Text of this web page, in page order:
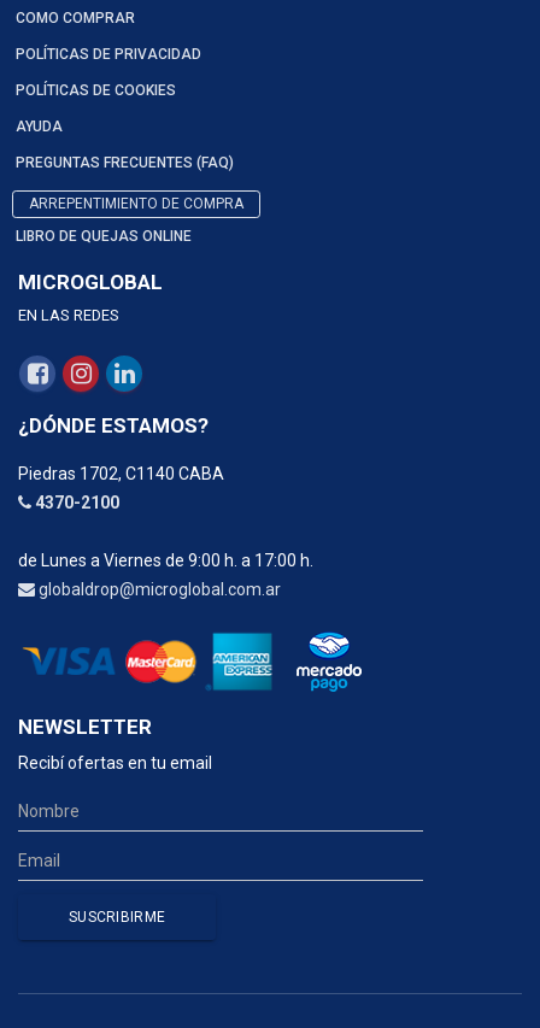
COMO COMPRAR
POLÍTICAS DE PRIVACIDAD
POLÍTICAS DE COOKIES
AYUDA
PREGUNTAS FRECUENTES (FAQ)
ARREPENTIMIENTO DE COMPRA
LIBRO DE QUEJAS ONLINE
MICROGLOBAL
EN LAS REDES
¿DÓNDE ESTAMOS?
Piedras 1702, C1140 CABA
4370-2100
de Lunes a Viernes de 9:00 h. a 17:00 h.
globaldrop@microglobal.com.ar
NEWSLETTER
Recibí ofertas en tu email